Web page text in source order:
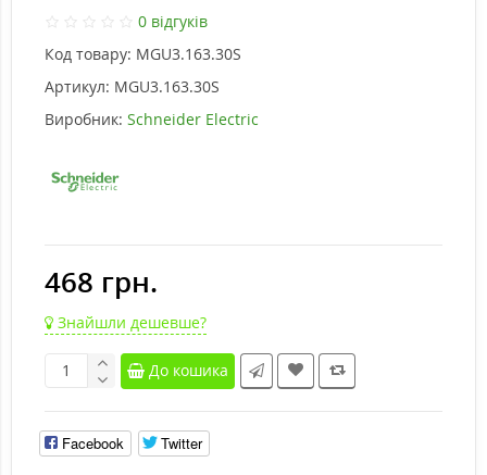
0 відгуків
Код товару: MGU3.163.30S
Артикул: MGU3.163.30S
Виробник: Schneider Electric
468 грн.
Знайшли дешевше?
До кошика
Facebook Twitter